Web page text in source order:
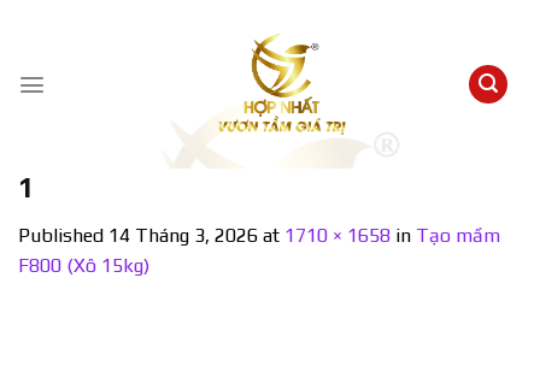
content
1
Published 14 Tháng 3, 2026 at 1710 × 1658 in Tạo mầm
F800 (Xô 15kg)